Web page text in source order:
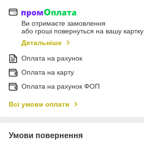
Ви отримаєте замовлення
або гроші повернуться на вашу картку
Детальніше
Оплата на рахунок
Оплата на карту
Оплата на рахунок ФОП
Всі умови оплати
Умови повернення